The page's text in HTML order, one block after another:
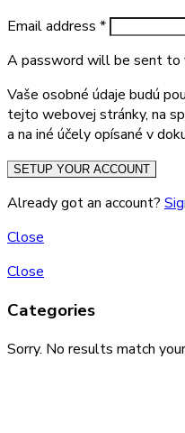
Email address *
A password will be sent to
Vaše osobné údaje budú
tejto webovej stránky, na
a na iné účely opísané v
SETUP YOUR ACCOUNT
Already got an account?
Close
Close
Categories
Sorry. No results match